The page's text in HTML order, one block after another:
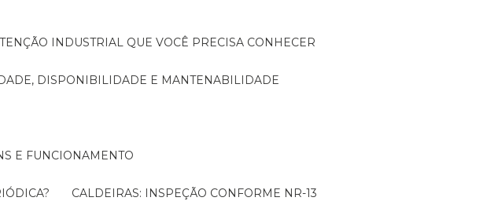
INDUSTRIAL QUE VOCÊ PRECISA CONHECER
DISPONIBILIDADE E MANTENABILIDADE
E FUNCIONAMENTO
CALDEIRAS: INSPEÇÃO CONFORME NR-13